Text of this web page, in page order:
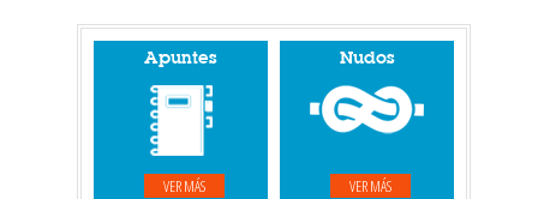
Apuntes
VER MÁS
Nudos
VER MÁS